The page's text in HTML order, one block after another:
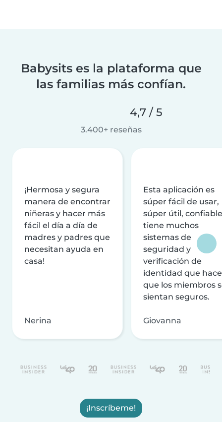
Babysits es la plataforma que
las familias más confían.
4,7 / 5
3.400+ reseñas
¡Hermosa y segura
manera de encontrar
niñeras y hacer más
fácil el día a día de
madres y padres que
necesitan ayuda en
casa!
Nerina
Esta aplicación es
súper fácil de usar,
súper útil,
tiene muchos
sistemas de
seguridad y
verificación de
identidad que
que los miembros
sientan seguros.
Giovanna
¡Inscríbeme!